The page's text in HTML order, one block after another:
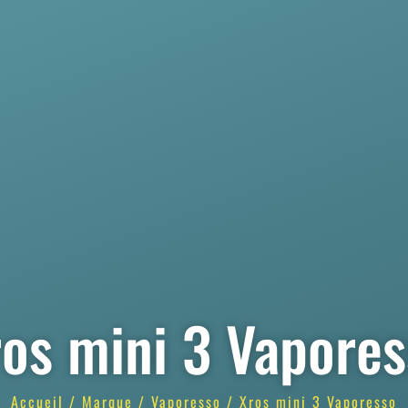
mini 3
Accueil / Marque / Vaporesso / Xros mini 3 Vaporesso